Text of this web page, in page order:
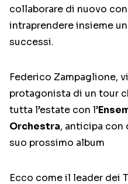
collaborare di nuovo
intraprendere insieme
successi.
Federico Zampaglione,
protagonista di un tour
tutta l’estate con l’
Orchestra, anticipa con
suo prossimo album
Ecco come il leader dei